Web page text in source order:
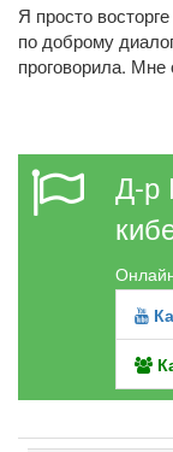
Я просто
по доброму
проговорила.
Д-р